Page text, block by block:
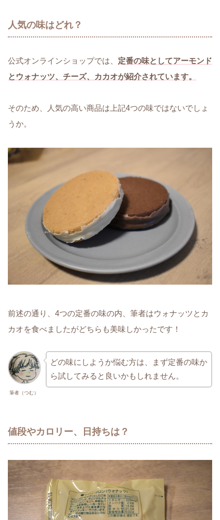
人気の味はどれ？
公式オンラインショップでは、 定番の味としてアーモンド
とウォナッツ、チーズ、カカオが紹介されています。
そのため、人気の高い商品は上記4つの味ではないでしょ
うか。
前述の通り、4つの定番の味の内、筆者はウォナッツとカ
カオを食べましたがどちらも美味しかったです！
筆者（つむ）
どの味にしようか悩む方は、まず定番の味か
ら試してみると良いかもしれません。
値段やカロリー、日持ちは？